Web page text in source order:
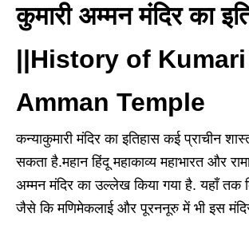
कुमारी अम्मन मंदिर का
||History of Kumari
Amman Temple
कन्याकुमारी मंदिर का इतिहास कई प्राचीन
सकता है.महान हिंदू महाकाव्य महाभारत और
अम्मन मंदिर का उल्लेख किया गया है. यहाँ तक
जैसे कि मणिमेकलाई और पूरननूरु में भी इस